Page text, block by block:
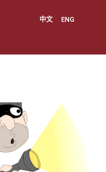
中文 ENG